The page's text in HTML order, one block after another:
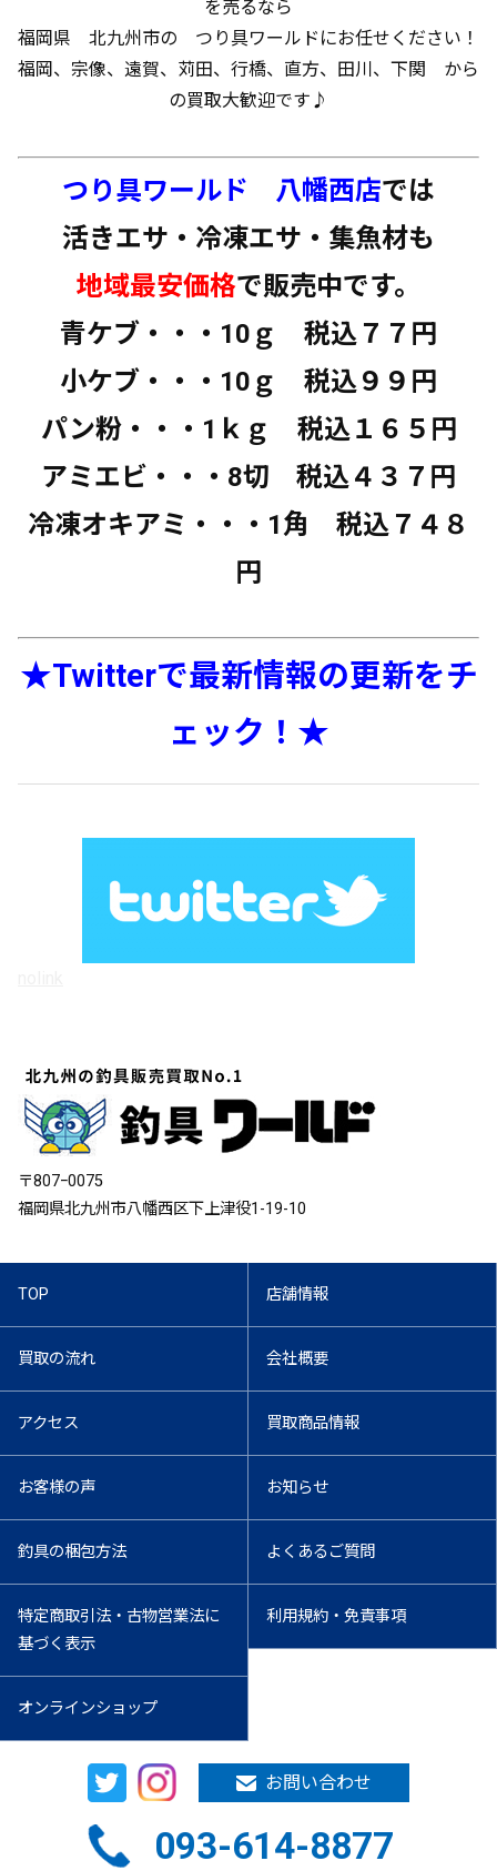
を売るなら
福岡県 北九州市の つり具ワールドにお任せください！
福岡、宗像、遠賀、苅田、行橋、直方、田川、下関 から
の買取大歓迎です♪
つり具ワールド 八幡西店では
活きエサ・冷凍エサ・集魚材も
地域最安価格で販売中です。
青ケブ・・・10ｇ 税込７７円
小ケブ・・・10ｇ 税込９９円
パン粉・・・1ｋｇ 税込１６５円
アミエビ・・・8切 税込４３７円
冷凍オキアミ・・・1角 税込７４８
円
★Twitterで最新情報の更新をチ
ェック！★
〒807ｰ0075
福岡県北九州市八幡西区下上津役1-19-10
TOP 店舗情報
買取の流れ 会社概要
アクセス 買取商品情報
お客様の声 お知らせ
釣具の梱包方法 よくあるご質問
特定商取引法・古物営業法に
基づく表示
利用規約・免責事項
オンラインショップ
お問い合わせ
093-614-8877